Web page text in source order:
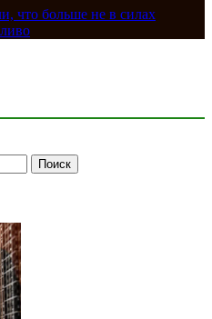
что больше не в силах